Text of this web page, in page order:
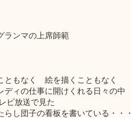
ランマの上席師範
ともなく 絵を描くこともなく
ディの仕事に開けくれる日々の中
ビ放送で見た
らし団子の看板を書いている・・・